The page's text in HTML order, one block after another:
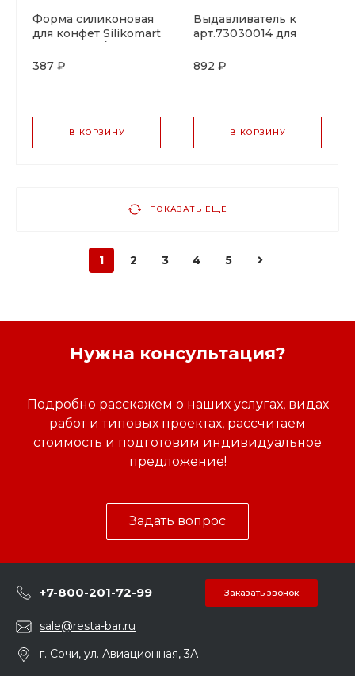
Форма силиконовая
для конфет Silikomart
Италия
387 ₽
В КОРЗИНУ
Выдавливатель к
арт.73030014 для
Martellato, Италия
892 ₽
В КОРЗИНУ
ПОКАЗАТЬ ЕЩЕ
1 2 3 4 5
Нужна консультация?
Подробно расскажем о наших услугах, видах
работ и типовых проектах, рассчитаем
стоимость и подготовим индивидуальное
предложение!
Задать вопрос
+7-800-201-72-99 Заказать звонок
sale@resta-bar.ru
г. Сочи, ул. Авиационная, 3А